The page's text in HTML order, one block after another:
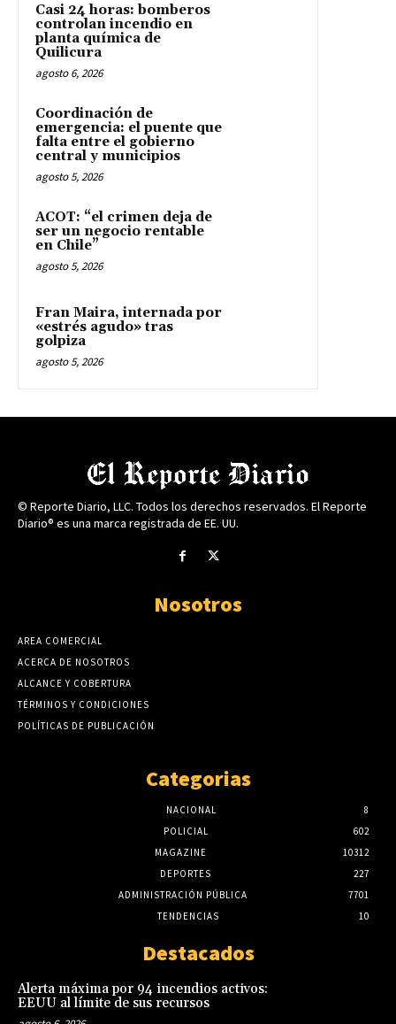
Casi 24 horas: bomberos
controlan incendio en
planta química de
Quilicura
agosto 6, 2026
Coordinación de
emergencia: el puente que
falta entre el gobierno
central y municipios
agosto 5, 2026
ACOT: “el crimen deja de
ser un negocio rentable
en Chile”
agosto 5, 2026
Fran Maira, internada por
«estrés agudo» tras
golpiza
agosto 5, 2026
© Reporte Diario, LLC. Todos los derechos reservados. El Reporte
Diario® es una marca registrada de EE. UU.
Nosotros
AREA COMERCIAL
ACERCA DE NOSOTROS
ALCANCE Y COBERTURA
TÉRMINOS Y CONDICIONES
POLÍTICAS DE PUBLICACIÓN
Categorias
NACIONAL
8
POLICIAL
602
MAGAZINE
10312
DEPORTES
227
ADMINISTRACIÓN PÚBLICA
7701
TENDENCIAS
10
Destacados
Alerta máxima por 94 incendios activos:
EEUU al límite de sus recursos